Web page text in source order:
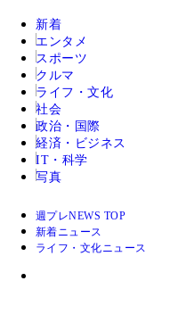
新着
エンタメ
スポーツ
クルマ
ライフ・文化
社会
政治・国際
経済・ビジネス
IT・科学
写真
週プレNEWS TOP
新着ニュース
ライフ・文化ニュース